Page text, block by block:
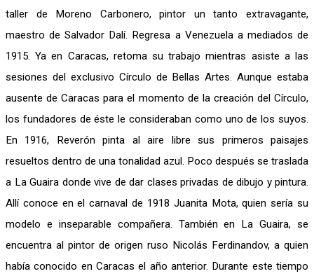
taller de Moreno Carbonero, pintor un tanto extravagante,
maestro de Salvador Dalí. Regresa a Venezuela a mediados de
1915. Ya en Caracas, retoma su trabajo mientras asiste a las
sesiones del exclusivo Círculo de Bellas Artes. Aunque estaba
ausente de Caracas para el momento de la creación del Círculo,
los fundadores de éste le consideraban como uno de los suyos.
En 1916, Reverón pinta al aire libre sus primeros paisajes
resueltos dentro de una tonalidad azul. Poco después se traslada
a La Guaira donde vive de dar clases privadas de dibujo y pintura.
Allí conoce en el carnaval de 1918 Juanita Mota, quien sería su
modelo e inseparable compañera. También en La Guaira, se
encuentra al pintor de origen ruso Nicolás Ferdinandov, a quien
había conocido en Caracas el año anterior. Durante este tiempo